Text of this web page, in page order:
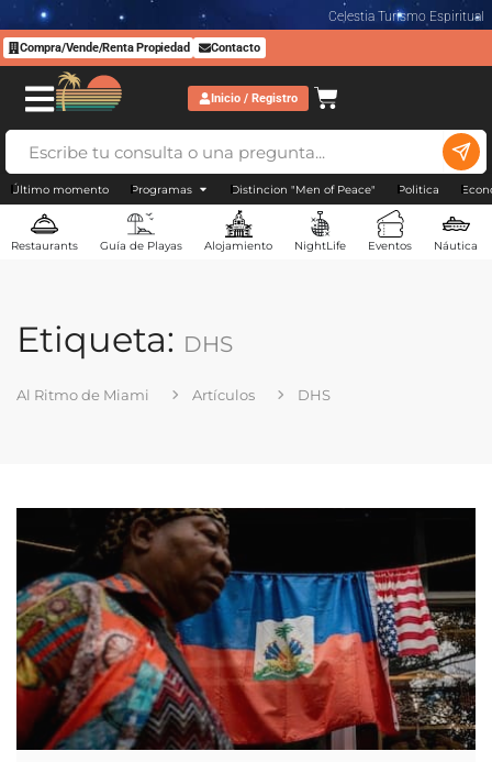
Celestia Turismo Espiritual
Compra/Vende/Renta Propiedad Contacto
Inicio / Registro
Último momento Programas Distincion "Men of Peace" Politica
Restaurants Guía de Playas Alojamiento NightLife Eventos Náutica
Etiqueta: DHS
Al Ritmo de Miami Artículos DHS